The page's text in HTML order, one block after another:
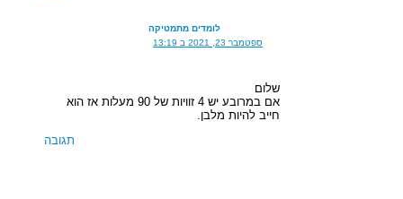
לומדים מתמטיקה
ספטמבר 23, 2021 ב 13:19
שלום
אם במרובע יש 4 זוויות של 90 מעלות אז הוא
חייב להיות מלבן.
תגובה